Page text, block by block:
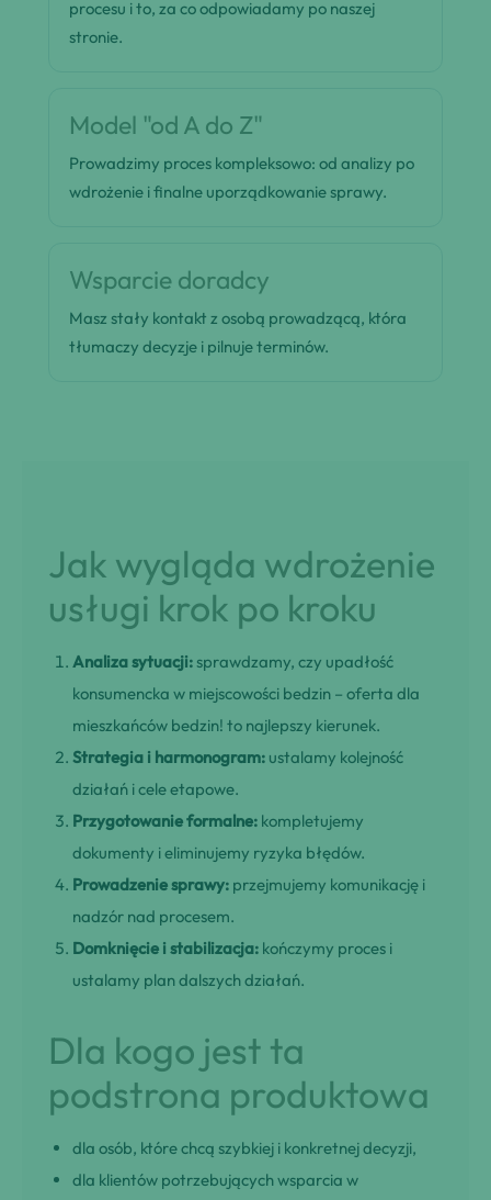
procesu i to, za co odpowiadamy po naszej
stronie.
Model "od A do Z"
Prowadzimy proces kompleksowo: od analizy po
wdrożenie i finalne uporządkowanie sprawy.
Wsparcie doradcy
Masz stały kontakt z osobą prowadzącą, która
tłumaczy decyzje i pilnuje terminów.
Jak wygląda wdrożenie
usługi krok po kroku
Analiza sytuacji: sprawdzamy, czy upadłość
konsumencka w miejscowości bedzin – oferta dla
mieszkańców bedzin! to najlepszy kierunek.
Strategia i harmonogram: ustalamy kolejność
działań i cele etapowe.
Przygotowanie formalne: kompletujemy
dokumenty i eliminujemy ryzyka błędów.
Prowadzenie sprawy: przejmujemy komunikację i
nadzór nad procesem.
Domknięcie i stabilizacja: kończymy proces i
ustalamy plan dalszych działań.
Dla kogo jest ta
podstrona produktowa
dla osób, które chcą szybkiej i konkretnej decyzji,
dla klientów potrzebujących wsparcia w